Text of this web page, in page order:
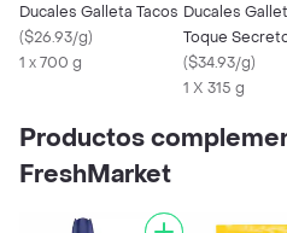
Ducales Galleta Tacos
($26.93/g)
1 x 700 g
Ducales
Toque
($34.93/g)
1 X 315 g
Productos
FreshMarket